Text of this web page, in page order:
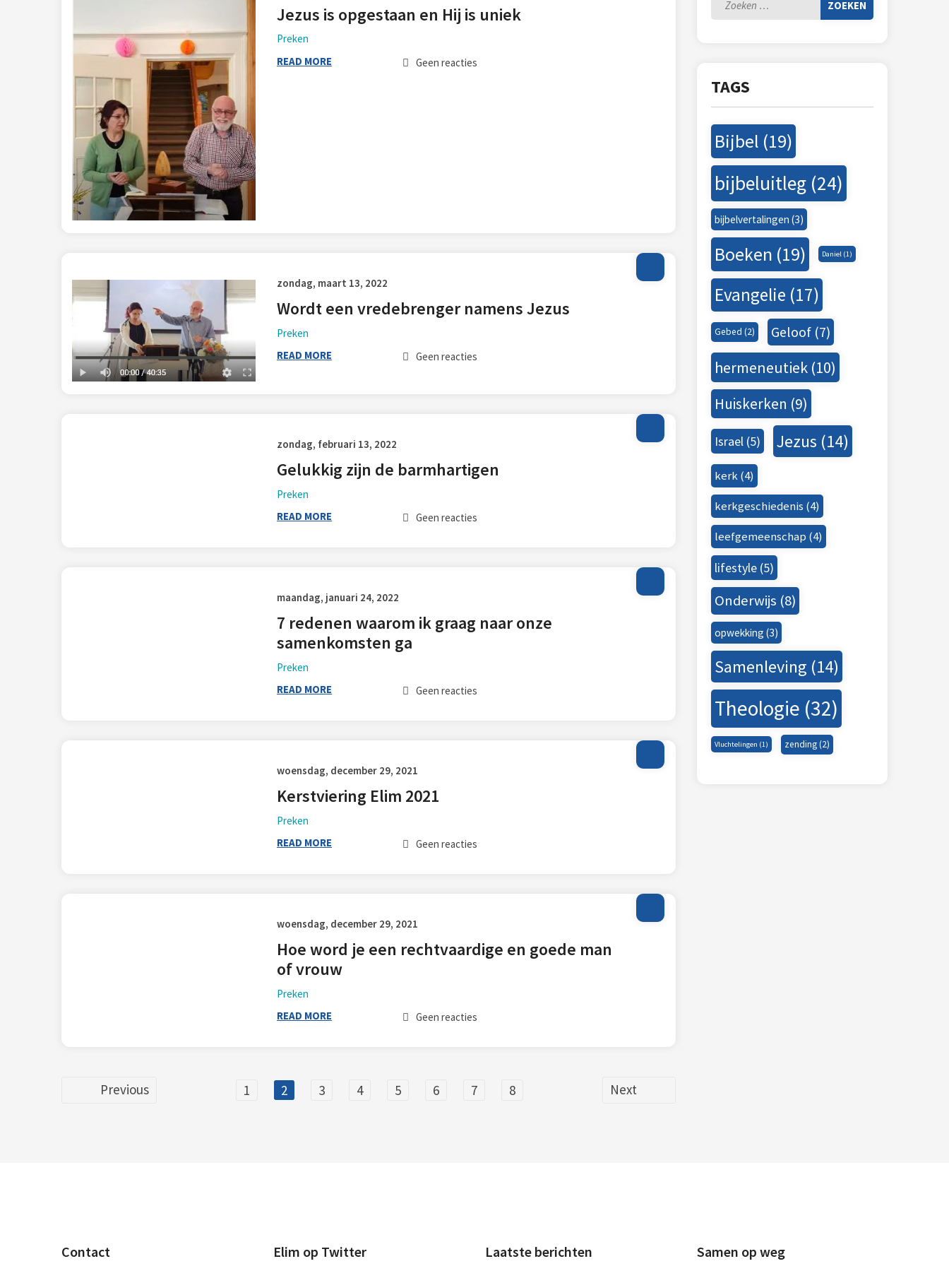
Links
Jezus is opgestaan en Hij is uniek
Preken
READ MORE
Geen reacties
zondag, maart 13, 2022
Wordt een vredebrenger namens Jezus
Preken
READ MORE
Geen reacties
zondag, februari 13, 2022
Gelukkig zijn de barmhartigen
Preken
READ MORE
Geen reacties
maandag, januari 24, 2022
7 redenen waarom ik graag naar onze
samenkomsten ga
Preken
READ MORE
Geen reacties
woensdag, december 29, 2021
Kerstviering Elim 2021
Preken
READ MORE
Geen reacties
woensdag, december 29, 2021
Hoe word je een rechtvaardige en goede man
of vrouw
Preken
READ MORE
Geen reacties
Previous 1 2 3 4 5 6 7 8 Next
naar:
TAGS
Bijbel (19)
bijbeluitleg (24)
bijbelvertalingen (3)
Boeken (19) Daniel (1)
Evangelie (17)
Gebed (2) Geloof (7)
hermeneutiek (10)
Huiskerken (9)
Israel (5) Jezus (14)
kerk(4)
kerkgeschiedenis (4)
leefgemeenschap (4)
lifestyle (5)
Onderwijs (8)
opwekking (3)
Samenleving (14)
Theologie (32)
Vluchtelingen (1) zending(2)
Contact Elim op Twitter Laatste berichten Samen op weg